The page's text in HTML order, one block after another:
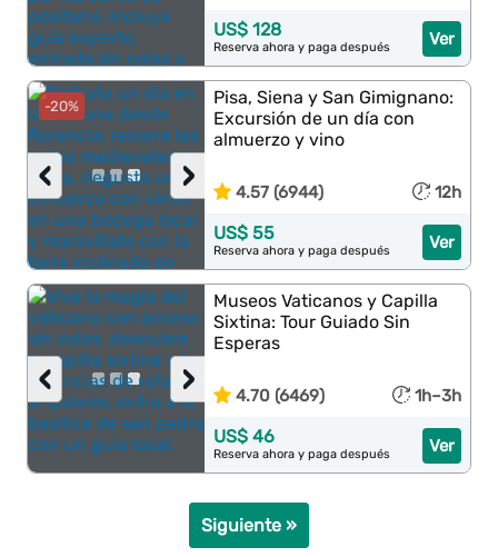
Ver
US$ 128
Reserva ahora y paga después
-20%
›
‹
Pisa, Siena y San Gimignano:
Excursión de un día con
almuerzo y vino
4.57 (6944) 12h
Ver
US$ 55
Reserva ahora y paga después
›
‹
Museos Vaticanos y Capilla
Sixtina: Tour Guiado Sin
Esperas
4.70 (6469) 1h–3h
Ver
US$ 46
Reserva ahora y paga después
Siguiente »